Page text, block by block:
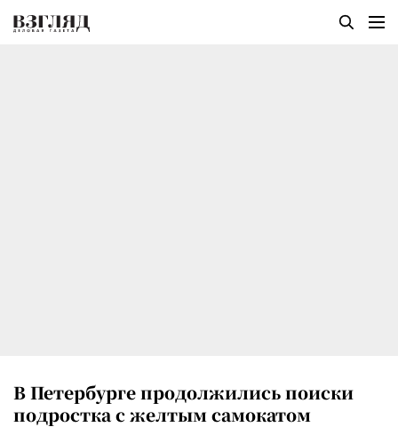
В Петербурге продолжились поиски
подростка с желтым самокатом